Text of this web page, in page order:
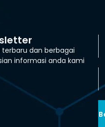
dan berbagai
informasi anda kami